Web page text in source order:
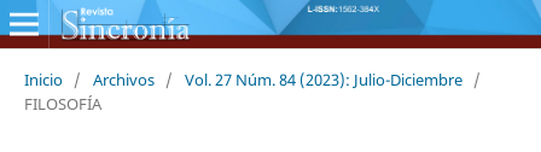
Inicio / Archivos / Vol. 27 Núm. 84 (2023): Julio-Diciembre /
FILOSOFÍA